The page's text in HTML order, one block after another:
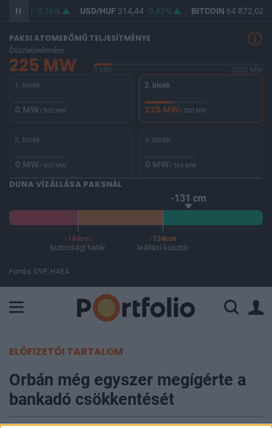
363,03 0,36% USD/HUF314,44 0,43% BITCOIN64 872,02
PAKSI ATOMERŐMŰ TELJESÍTMÉNYE
Összteljesítmény
225 MW 0 MW
2000 MW
1. blokk
0 MW/ 500 MW
2. blokk
225 MW/ 500 MW
3. blokk
0 MW/ 500 MW
4. blokk
0 MW/ 500 MW
DUNA VÍZÁLLÁSA PAKSNÁL
-131 cm
-144cm
biztonsági határ
-134cm
leállási küszöb
Forrás: OVF, HAEA
ELŐFIZETŐI TARTALOM
Orbán még egyszer megígérte a
bankadó csökkentését